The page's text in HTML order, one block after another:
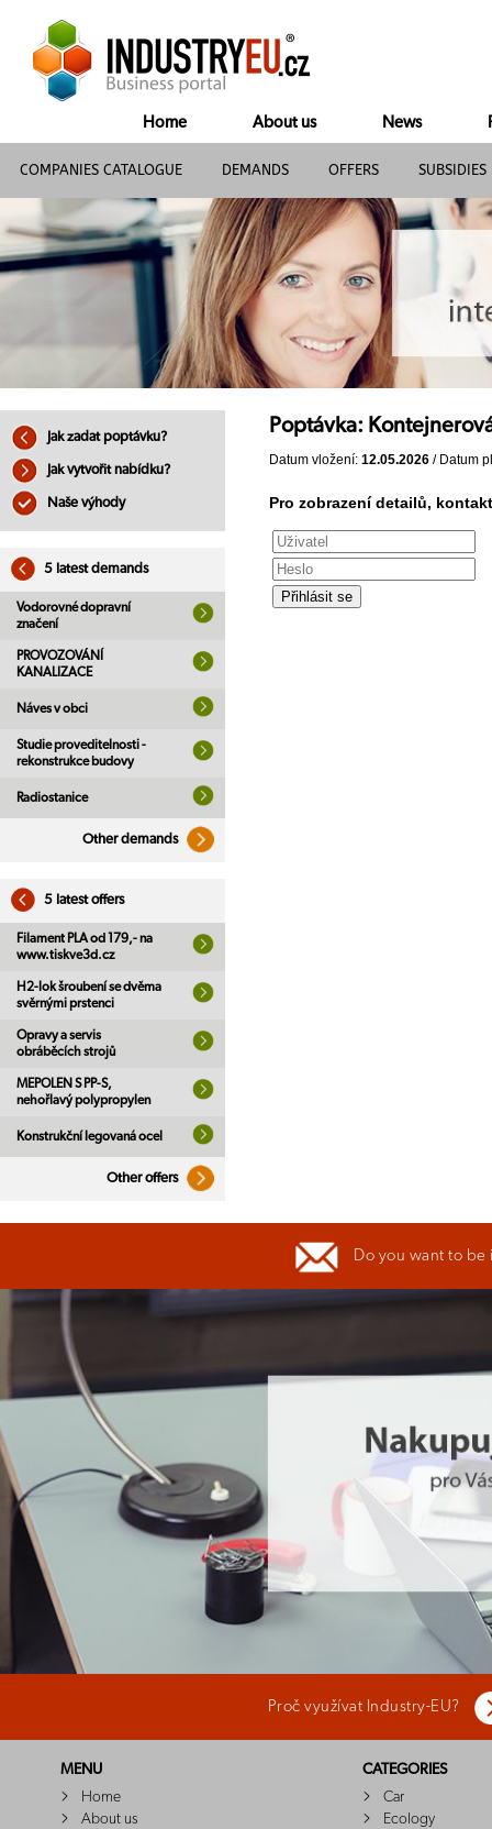
Home About us News
COMPANIES CATALOGUE DEMANDS OFFERS SUBSIDIES
Jak zadat poptávku?
Jak vytvořit nabídku?
Naše výhody
5 latest demands
Vodorovné dopravní
značení
PROVOZOVÁNÍ
KANALIZACE
Náves v obci
Studie proveditelnosti -
rekonstrukce budovy
Radiostanice
Other demands
5 latest offers
Filament PLA od 179,- na
www.tiskve3d.cz
H2-lok šroubení se dvěma
svěrnými prstenci
Opravy a servis
obráběcích strojů
MEPOLEN S PP-S,
nehořlavý polypropylen
Konstrukční legovaná ocel
Other offers
Poptávka:
Datum vložení: 12.05.2026 / Datum
Pro zobrazení detailů,
Do you want to
Proč využívat Industry-EU?
MENU
Home
About us
CATEGORIES
Car
Ecology